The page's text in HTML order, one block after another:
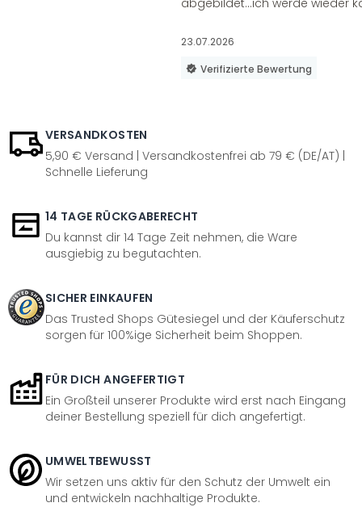
abgebildet...ich werde wieder
23.07.2026
Verifizierte Bewertung
VERSANDKOSTEN
5,90 € Versand | Versandkostenfrei ab 79 € (DE/AT) |
Schnelle Lieferung
14 TAGE RÜCKGABERECHT
Du kannst dir 14 Tage Zeit nehmen, die Ware
ausgiebig zu begutachten.
SICHER EINKAUFEN
Das Trusted Shops Gütesiegel und der Käuferschutz
sorgen für 100%ige Sicherheit beim Shoppen.
FÜR DICH ANGEFERTIGT
Ein Großteil unserer Produkte wird erst nach Eingang
deiner Bestellung speziell für dich angefertigt.
UMWELTBEWUSST
Wir setzen uns aktiv für den Schutz der Umwelt ein
und entwickeln nachhaltige Produkte.